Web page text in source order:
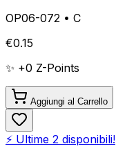
OP06-072 • C
€0.15
✨ +0 Z-Points
Aggiungi al Carrello
⚡ Ultime 2 disponibili!